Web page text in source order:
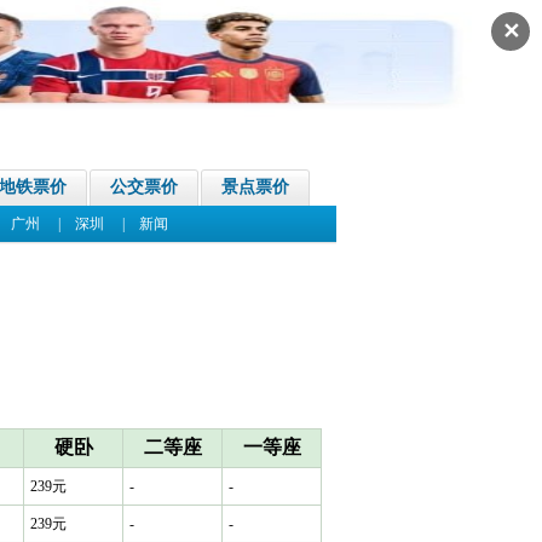
✕
地铁票价 公交票价 景点票价
广州 深圳 新闻
硬卧 二等座 一等座
239元 - -
239元 - -